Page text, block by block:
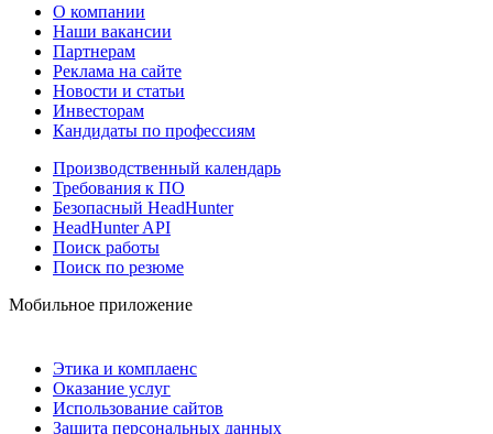
О компании
Наши вакансии
Партнерам
Реклама на сайте
Новости и статьи
Инвесторам
Кандидаты по профессиям
Производственный календарь
Требования к ПО
Безопасный HeadHunter
HeadHunter API
Поиск работы
Поиск по резюме
Мобильное приложение
Этика и комплаенс
Оказание услуг
Использование сайтов
Защита персональных данных